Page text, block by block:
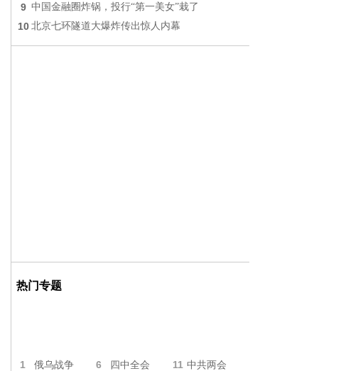
9 中国金融圈炸锅，投行“第一美女”栽了
10 北京七环隧道大爆炸传出惊人内幕
热门专题
1 俄乌战争 6 四中全会 11 中共两会